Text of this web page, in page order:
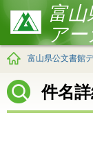
富山
アー
富山県公文書館
件名詳